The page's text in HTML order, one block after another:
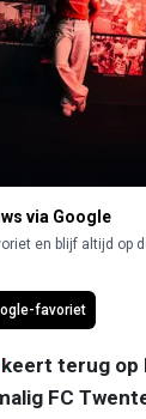
via Google
en blijf altijd op
favoriet
keert terug op
FC